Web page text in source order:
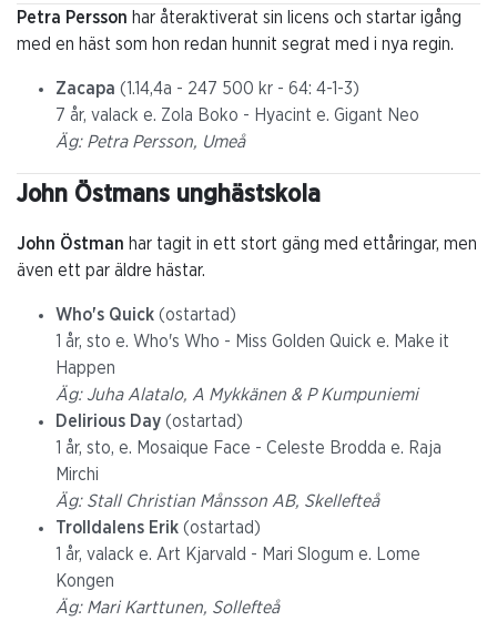
Petra Persson har återaktiverat sin licens och startar igång
med en häst som hon redan hunnit segrat med i nya regin.
Zacapa (1.14,4a - 247 500 kr - 64: 4-1-3)
7 år, valack e. Zola Boko - Hyacint e. Gigant Neo
Äg: Petra Persson, Umeå
John Östmans unghästskola
John Östman har tagit in ett stort gäng med ettåringar, men
även ett par äldre hästar.
Who's Quick (ostartad)
1 år, sto e. Who's Who - Miss Golden Quick e. Make it
Happen
Äg: Juha Alatalo, A Mykkänen & P Kumpuniemi
Delirious Day (ostartad)
1 år, sto, e. Mosaique Face - Celeste Brodda e. Raja
Mirchi
Äg: Stall Christian Månsson AB, Skellefteå
Trolldalens Erik (ostartad)
1 år, valack e. Art Kjarvald - Mari Slogum e. Lome
Kongen
Äg: Mari Karttunen, Sollefteå